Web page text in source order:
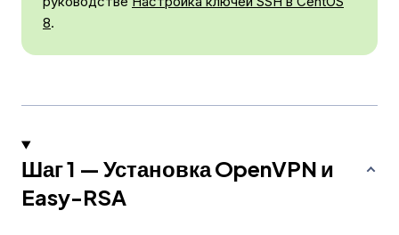
8.
Шаг 1 — Установка OpenVPN и
Easy-RSA